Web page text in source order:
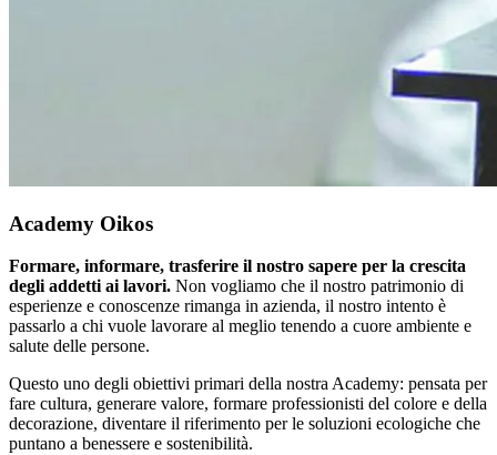
Academy Oikos
Formare, informare, trasferire il nostro sapere per la crescita
degli addetti ai lavori. Non vogliamo che il nostro patrimonio di
esperienze e conoscenze rimanga in azienda, il nostro intento è
passarlo a chi vuole lavorare al meglio tenendo a cuore ambiente e
salute delle persone.
Questo uno degli obiettivi primari della nostra Academy: pensata per
fare cultura, generare valore, formare professionisti del colore e della
decorazione, diventare il riferimento per le soluzioni ecologiche che
puntano a benessere e sostenibilità.